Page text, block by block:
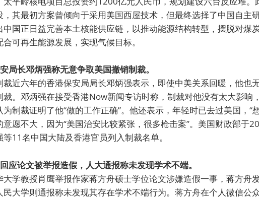
，其最初方案曾倾向于采用美国西屋技术，但最终选择了中国自主研
中国正日益完善本土核能供应链，以推动能源结构转型，摆脱对煤
可再生能源发展，实现气候目标。
局长邓炳强称无意争取美国撤销制裁。
裁近六年的香港保安局局长邓炳强表示，即使中美关系回暖，他也
裁。邓炳强在接受香港Now新闻专访时称，制裁对他没有太大影响
为制裁证明了他“做的工作正确”。他还表示，年轻时已去过美国，“
意愿不大，因为“美国治安比较紧张，很多枪击案”。美国财政部于
等11名中国大陆及香港官员列入制裁名单。
应论文被举报造假，人大通报称未发现学术不端。
大学教授肖鹰举报作家蒋方舟硕士学位论文涉嫌造假一事，蒋方舟
民大学则通报称未发现其存在学术不端行为。蒋方舟在个人微信公